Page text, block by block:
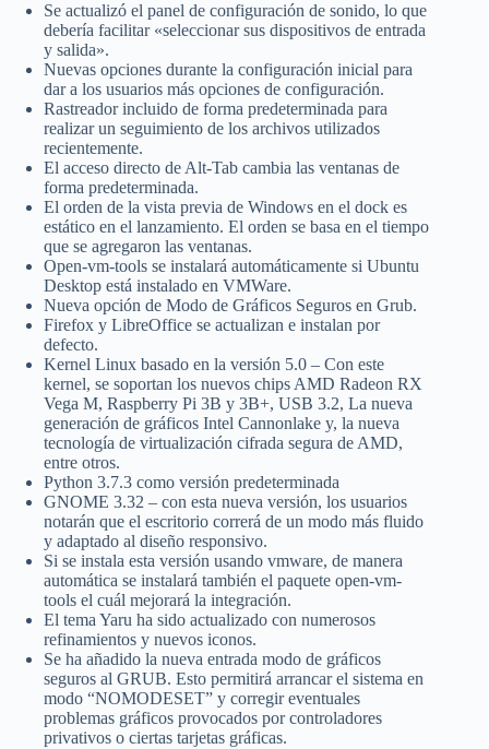
Se actualizó el panel de configuración de sonido, lo que
debería facilitar «seleccionar sus dispositivos de entrada
y salida».
Nuevas opciones durante la configuración inicial para
dar a los usuarios más opciones de configuración.
Rastreador incluido de forma predeterminada para
realizar un seguimiento de los archivos utilizados
recientemente.
El acceso directo de Alt-Tab cambia las ventanas de
forma predeterminada.
El orden de la vista previa de Windows en el dock es
estático en el lanzamiento. El orden se basa en el tiempo
que se agregaron las ventanas.
Open-vm-tools se instalará automáticamente si Ubuntu
Desktop está instalado en VMWare.
Nueva opción de Modo de Gráficos Seguros en Grub.
Firefox y LibreOffice se actualizan e instalan por
defecto.
Kernel Linux basado en la versión 5.0 – Con este
kernel, se soportan los nuevos chips AMD Radeon RX
Vega M, Raspberry Pi 3B y 3B+, USB 3.2, La nueva
generación de gráficos Intel Cannonlake y, la nueva
tecnología de virtualización cifrada segura de AMD,
entre otros.
Python 3.7.3 como versión predeterminada
GNOME 3.32 – con esta nueva versión, los usuarios
notarán que el escritorio correrá de un modo más fluido
y adaptado al diseño responsivo.
Si se instala esta versión usando vmware, de manera
automática se instalará también el paquete open-vm-
tools el cuál mejorará la integración.
El tema Yaru ha sido actualizado con numerosos
refinamientos y nuevos iconos.
Se ha añadido la nueva entrada modo de gráficos
seguros al GRUB. Esto permitirá arrancar el sistema en
modo “NOMODESET” y corregir eventuales
problemas gráficos provocados por controladores
privativos o ciertas tarjetas gráficas.